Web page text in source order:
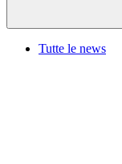
Tutte le news